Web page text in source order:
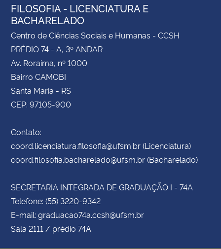
FILOSOFIA - LICENCIATURA E
BACHARELADO
Centro de Ciências Sociais e Humanas - CCSH
PRÉDIO 74 - A, 3º ANDAR
Av. Roraima, nº 1000
Bairro CAMOBI
Santa Maria - RS
CEP: 97105-900
Contato:
coord.licenciatura.filosofia@ufsm.br (Licenciatura)
coord.filosofia.bacharelado@ufsm.br (Bacharelado)
SECRETARIA INTEGRADA DE GRADUAÇÃO I - 74A
Telefone: (55) 3220-9342
E-mail: graduacao74a.ccsh@ufsm.br
Sala 2111 / prédio 74A